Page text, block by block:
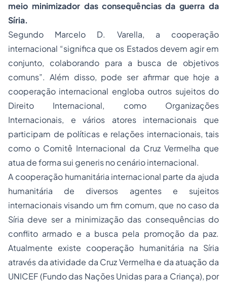
meio minimizador das consequências da guerra da
Síria.
Segundo Marcelo D. Varella, a cooperação
internacional “significa que os Estados devem agir em
conjunto, colaborando para a busca de objetivos
comuns”. Além disso, pode ser afirmar que hoje a
cooperação internacional engloba outros sujeitos do
Direito Internacional, como Organizações
Internacionais, e vários atores internacionais que
participam de políticas e relações internacionais, tais
como o Comitê Internacional da Cruz Vermelha que
atua de forma sui generis no cenário internacional.
A cooperação humanitária internacional parte da ajuda
humanitária de diversos agentes e sujeitos
internacionais visando um fim comum, que no caso da
Síria deve ser a minimização das consequências do
conflito armado e a busca pela promoção da paz.
Atualmente existe cooperação humanitária na Síria
através da atividade da Cruz Vermelha e da atuação da
UNICEF (Fundo das Nações Unidas para a Criança), por